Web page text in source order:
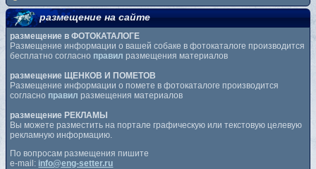
размещение на сайте
размещение в ФОТОКАТАЛОГЕ
Размещение информации о вашей собаке в фотокаталоге производится
бесплатно согласно правил размещения материалов
размещение ЩЕНКОВ И ПОМЕТОВ
Размещение информации о помете в фотокаталоге производится
согласно правил размещения материалов
размещение РЕКЛАМЫ
Вы можете разместить на портале графическую или текстовую целевую
рекламную информацию.
По вопросам размещения пишите
e-mail: info@eng-setter.ru